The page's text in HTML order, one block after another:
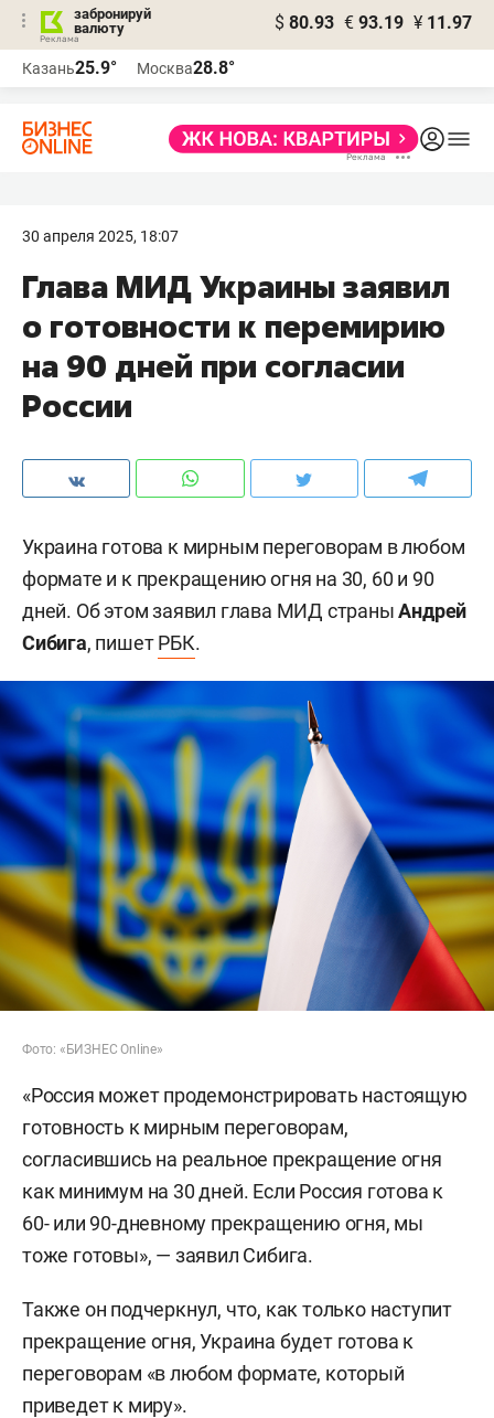
забронируй
валюту
$ 80.93 € 93.19 ¥ 11.97
Казань25.9° Москва28.8°
30 апреля 2025, 18:07
Глава МИД Украины заявил
о готовности к перемирию
на 90 дней при согласии
России
Украина готова к мирным переговорам в любом
формате и к прекращению огня на 30, 60 и 90
дней. Об этом заявил глава МИД страныАндрей
Сибига, пишетРБК.
Фото: «БИЗНЕС Online»
«Россия может продемонстрировать настоящую
готовность к мирным переговорам,
согласившись на реальное прекращение огня
как минимум на 30 дней. Если Россия готова к
60- или 90-дневному прекращению огня, мы
тоже готовы», — заявил Сибига.
Также он подчеркнул, что, как только наступит
прекращение огня, Украина будет готова к
переговорам «в любом формате, который
приведет к миру».